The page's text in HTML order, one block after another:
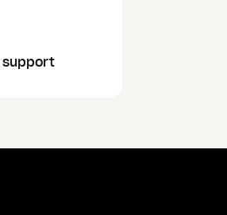
support